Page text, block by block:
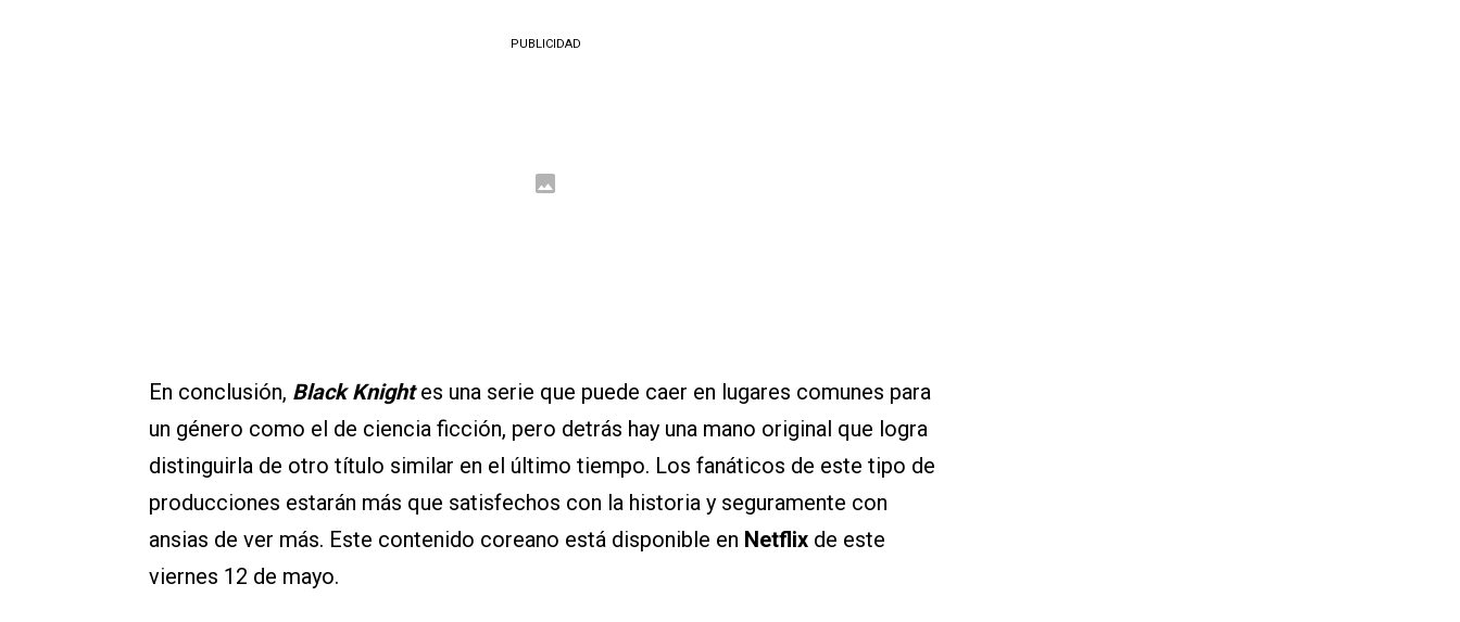
PUBLICIDAD
En conclusión, Black Knightes una serie que puede caer en lugares comunes para
un género como el de ciencia ficción, pero detrás hay una mano original que logra
distinguirla de otro título similar en el último tiempo. Los fanáticos de este tipo de
producciones estarán más que satisfechos con la historia y seguramente con
ansias de ver más. Este contenido coreano está disponible en Netflix de este
viernes 12 de mayo.